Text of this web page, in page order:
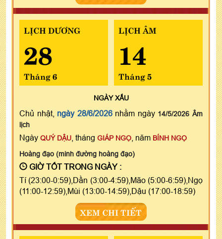
LỊCH DƯƠNG
28
Tháng 6
LỊCH ÂM
14
Tháng 5
NGÀYXẤU
Chủ nhật, ngày 28/6/2026nhằm ngày 14/5/2026 Âm
lịch
Ngày QUÝ DẬU , tháng GIÁP NGỌ , năm BÍNH NGỌ
Hoàng đạo (minh đường hoàng đạo)
GIỜ TỐT TRONG NGÀY :
Tí (23:00-0:59),Dần (3:00-4:59),Mão (5:00-6:59),Ngọ
(11:00-12:59),Mùi (13:00-14:59),Dậu (17:00-18:59)
XEM CHI TIẾT